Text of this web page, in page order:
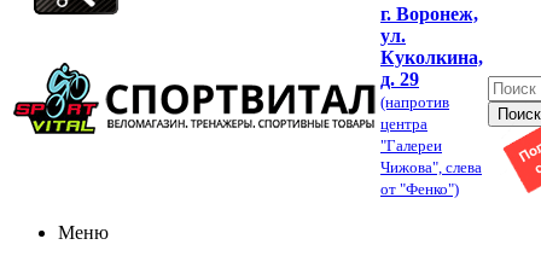
г. Воронеж,
ул.
Куколкина,
д. 29
(напротив
центра
"Галереи
Чижова", слева
от "Фенко")
Меню